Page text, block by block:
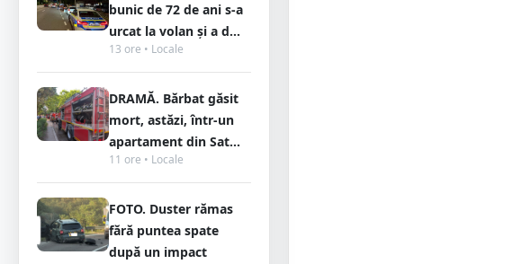
bunic de 72 de ani s-a
urcat la volan și a d...
13 ore • Locale
DRAMĂ. Bărbat găsit
mort, astăzi, într-un
apartament din Sat...
11 ore • Locale
FOTO. Duster rămas
fără puntea spate
după un impact